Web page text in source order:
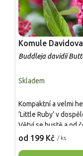
Komule
Buddleja davidii
Skladem
od 199 Kč / ks
Kompaktní a velmi
‘Little Ruby’ v
Větví se hustě a od
v rubínově růžových